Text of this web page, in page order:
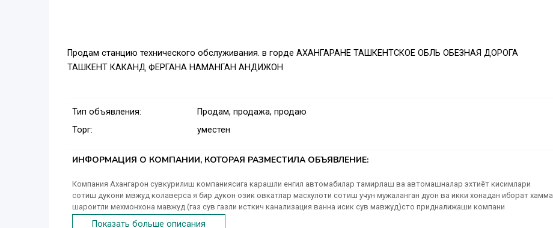
Продам станцию технического обслуживания. в горде АХАНГАРАНЕ ТАШКЕНТСКОЕ ОБЛЬ ОБЕЗНАЯ ДОРОГА
ТАШКЕНТ КАКАНД ФЕРГАНА НАМАНГАН АНДИЖОН
Тип объявления:
Продам, продажа, продаю
Торг:
уместен
ИНФОРМАЦИЯ О КОМПАНИИ, КОТОРАЯ РАЗМЕСТИЛА ОБЪЯВЛЕНИЕ:
Компания Ахангарон сувкурилиш компаниясига карашли енгил автомабилар тамирлаш ва автомашналар эхтиёт кисимлари
сотиш дукони мвжуд колаверса я бир дукон озик овкатлар масхулоти сотиш учун мужаланган дуон ва икки хонадан иборат хамма
шароитли мехмонхона мавжуд.(газ сув газли исткич канализация ванна исик сув мавжуд)сто придналижаши компани
Ахангарнводстрое
Показать больше описания